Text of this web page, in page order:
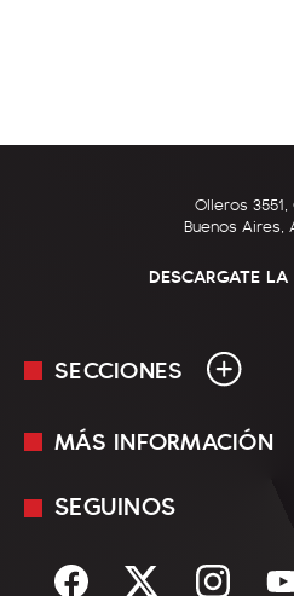
Olleros 3551,
Buenos Aires,
DESCARGATE
SECCIONES
En Vivo
Sociedad
MÁS INFORMACIÓN
Mediakit
Términos y condiciones
SEGUINOS